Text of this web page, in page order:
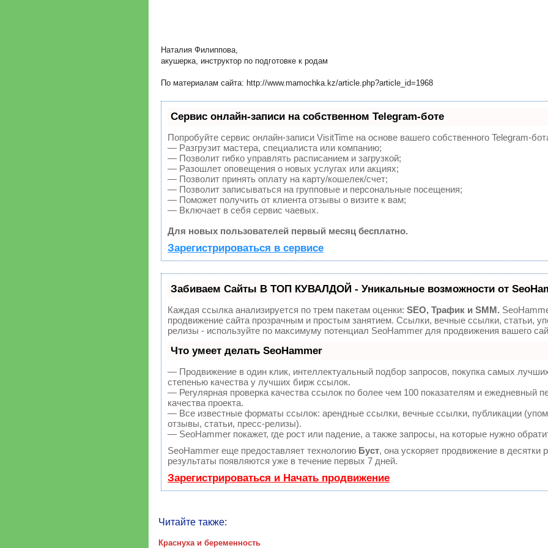
Наталия Филиппова,
акушерка, инструктор по подготовке к родам
По материалам сайта: http://www.mamochka.kz/article.php?article_id=1968
Сервис онлайн-записи на собственном Telegram-боте
Попробуйте сервис онлайн-записи VisitTime на основе вашего собственного Telegram-
— Разгрузит мастера, специалиста или компанию;
— Позволит гибко управлять расписанием и загрузкой;
— Разошлет оповещения о новых услугах или акциях;
— Позволит принять оплату на карту/кошелек/счет;
— Позволит записываться на групповые и персональные посещения;
— Поможет получить от клиента отзывы о визите к вам;
— Включает в себя сервис чаевых.
Для новых пользователей первый месяц бесплатно.
Зарегистрироваться в сервисе
Забиваем Сайты В ТОП КУВАЛДОЙ - Уникальные возможности от
Каждая ссылка анализируется по трем пакетам оценки: SEO, Трафик и SMM.
продвижение сайта прозрачным и простым занятием. Ссылки, вечные ссылки, статьи,
релизы - используйте по максимуму потенциал SeoHammer для продвижения вашего
Что умеет делать SeoHammer
— Продвижение в один клик, интеллектуальный подбор запросов, покупка самых
степенью качества у лучших бирж ссылок.
— Регулярная проверка качества ссылок по более чем 100 показателям и ежедневный
качества проекта.
— Все известные форматы ссылок: арендные ссылки, вечные ссылки, публикации
отзывы, статьи, пресс-релизы).
— SeoHammer покажет, где рост или падение, а также запросы, на которые нужно
SeoHammer еще предоставляет технологию Буст, она ускоряет продвижение в десятки
результаты появляются уже в течение первых 7 дней.
Зарегистрироваться и Начать продвижение
Читайте также:
Краснуха и беременность